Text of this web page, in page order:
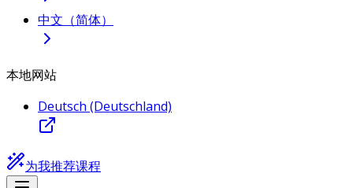
中文（简体）
本地网站
Deutsch (Deutschland)
为我推荐课程